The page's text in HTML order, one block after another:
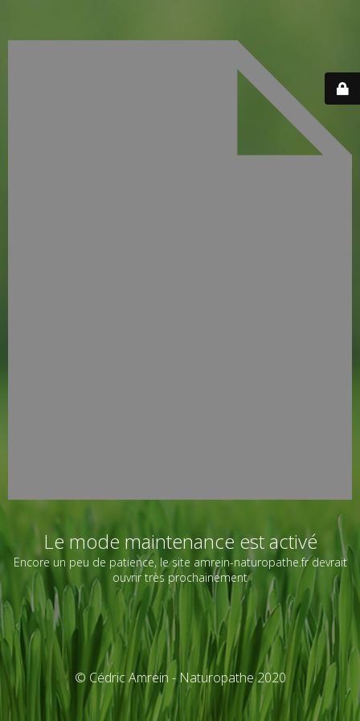
Le mode maintenance est activé
Encore un peu de patience, le site amrein-naturopathe.fr devrait
ouvrir très prochainement
© Cédric Amrein - Naturopathe 2020